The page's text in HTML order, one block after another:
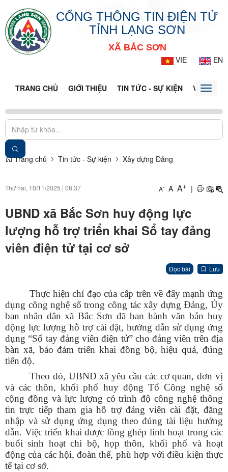
CỔNG THÔNG TIN ĐIỆN TỬ
TỈNH LẠNG SƠN
XÃ BẮC SƠN
VIE
EN
TRANG CHỦ GIỚI THIỆU TIN TỨC - SỰ KIỆN VĂN BẢN
Toggle
Trang chủ Tin tức - Sự kiện Xây dựng Đảng
Thứ hai, 10/11/2025 | 08:37 A- A A+ |
UBND xã Bắc Sơn huy động lực
lượng hỗ trợ triển khai Sổ tay đảng
viên điện tử tại cơ sở
Đọc bài Lưu
Thực hiện chỉ đạo của cấp trên về đẩy mạnh ứng
dụng công nghệ số trong công tác xây dựng Đảng, Ủy
ban nhân dân xã Bắc Sơn đã ban hành văn bản huy
động lực lượng hỗ trợ cài đặt, hướng dẫn sử dụng ứng
dụng “Sổ tay đảng viên điện tử” cho đảng viên trên địa
bàn xã, bảo đảm triển khai đồng bộ, hiệu quả, đúng
tiến độ.
Theo đó, UBND xã yêu cầu các cơ quan, đơn vị
và các thôn, khối phố huy động Tổ Công nghệ số
cộng đồng và lực lượng có trình độ công nghệ thông
tin trực tiếp tham gia hỗ trợ đảng viên cài đặt, đăng
nhập và sử dụng ứng dụng theo đúng tài liệu hướng
dẫn. Việc triển khai được lồng ghép linh hoạt trong các
buổi sinh hoạt chi bộ, họp thôn, khối phố và hoạt
động của các hội, đoàn thể, phù hợp với điều kiện thực
tế tại cơ sở.